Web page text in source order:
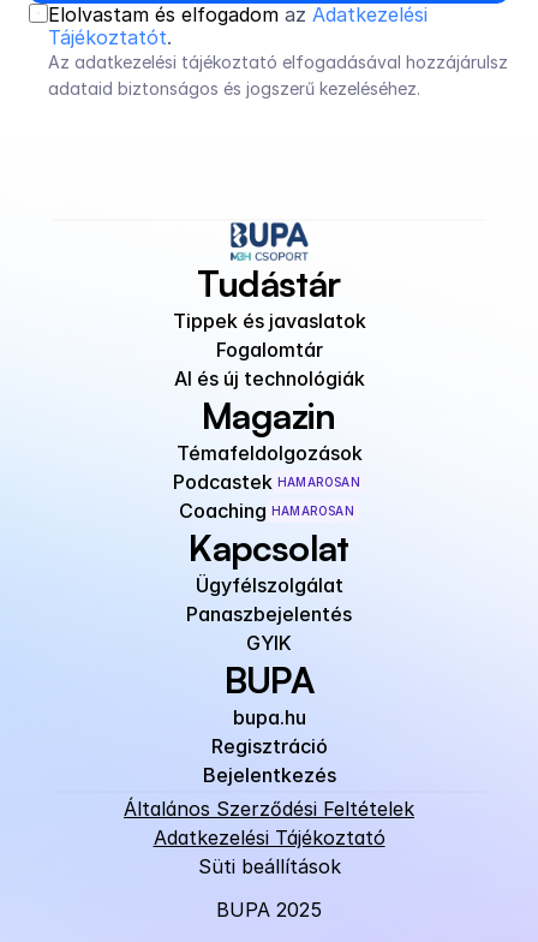
Elolvastam és elfogadom az Adatkezelési
Tájékoztatót.
Az adatkezelési tájékoztató elfogadásával hozzájárulsz
adataid biztonságos és jogszerű kezeléséhez.
Tudástár
Tippek és javaslatok
Fogalomtár
AI és új technológiák
Magazin
Témafeldolgozások
Podcastek HAMAROSAN
Coaching HAMAROSAN
Kapcsolat
Ügyfélszolgálat
Panaszbejelentés
GYIK
BUPA
bupa.hu
Regisztráció
Bejelentkezés
BUPA 2025
Általános Szerződési Feltételek
Adatkezelési Tájékoztató
Süti beállítások